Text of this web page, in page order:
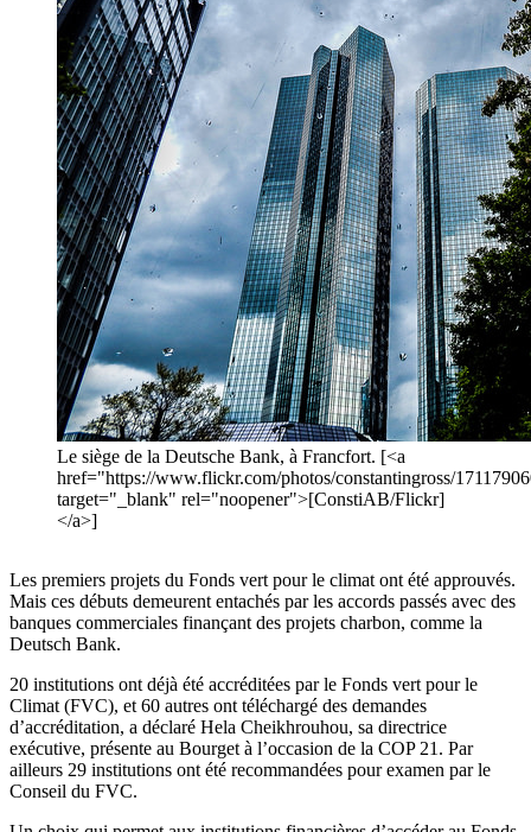
Le siège de la Deutsche Bank, à Francfort. [<a
href="https://www.flickr.com/photos/constantingross/
target="_blank" rel="noopener">[ConstiAB/Flickr]
</a>]
Les premiers projets du Fonds vert pour le climat ont été approuvés.
Mais ces débuts demeurent entachés par les accords passés avec des
banques commerciales finançant des projets charbon, comme la
Deutsch Bank.
20 institutions ont déjà été accréditées par le Fonds vert pour le
Climat (FVC), et 60 autres ont téléchargé des demandes
d’accréditation, a déclaré Hela Cheikhrouhou, sa directrice
exécutive, présente au Bourget à l’occasion de la COP 21. Par
ailleurs 29 institutions ont été recommandées pour examen par le
Conseil du FVC.